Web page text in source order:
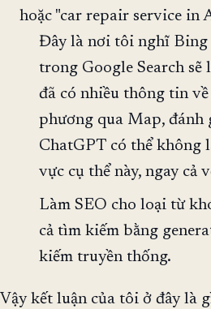
hoặc "car repair service in
Đây là nơi tôi nghĩ Bing
trong Google Search
đã có nhiều thông tin
phương qua Map, đánh
ChatGPT có thể không
vực cụ thể này, ngay cả
Làm SEO cho loại từ
cả tìm kiếm bằng
kiếm truyền thống.
Vậy kết luận của tôi ở đây là